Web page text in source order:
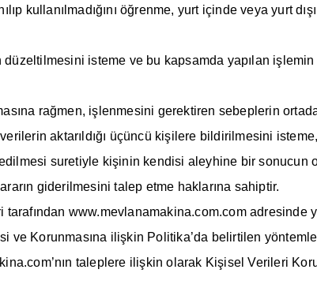
kullanılmadığını öğrenme, yurt içinde veya yurt
isteme ve bu kapsamda yapılan
rağmen, işlenmesini gerektiren sebeplerin
aktarıldığı üçüncü kişilere bildirilmesini isteme,
suretiyle kişinin kendisi aleyhine bir sonucun
giderilmesini talep etme haklarına sahiptir.
www.mevlanamakina.com.com adresinde
ve Korunmasına ilişkin Politika’da belirtilen
taleplere ilişkin olarak Kişisel Verileri